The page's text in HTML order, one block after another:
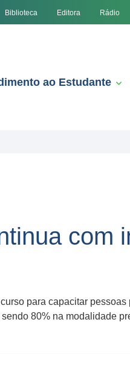
Biblioteca Editora Rádio
ao Estudante
com
​para capacitar
80% na modalidade